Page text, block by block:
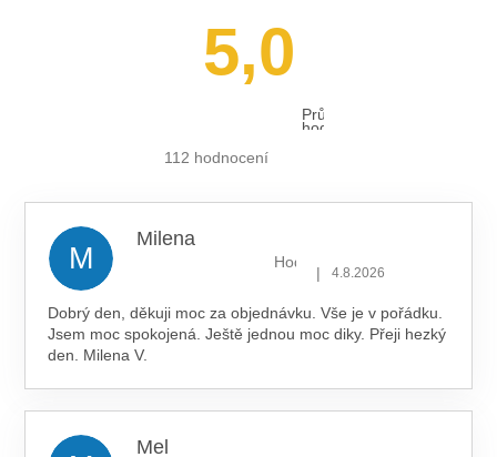
5,0
Průměrné
hodnocení
112 hodnocení
M
Milena
Hodnocení obchodu je 5 z 5
| 4.8.2026
Dobrý den, děkuji moc za objednávku. Vše je v pořádku.
Jsem moc spokojená. Ještě jednou moc diky. Přeji hezký
den. Milena V.
Mel